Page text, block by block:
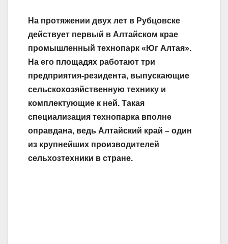
На протяжении двух лет в Рубцовске
действует первый в Алтайском крае
промышленный технопарк «Юг Алтая».
На его площадях работают три
предприятия-резидента, выпускающие
сельскохозяйственную технику и
комплектующие к ней. Такая
специализация технопарка вполне
оправдана, ведь Алтайский край – один
из крупнейших производителей
сельхозтехники в стране.